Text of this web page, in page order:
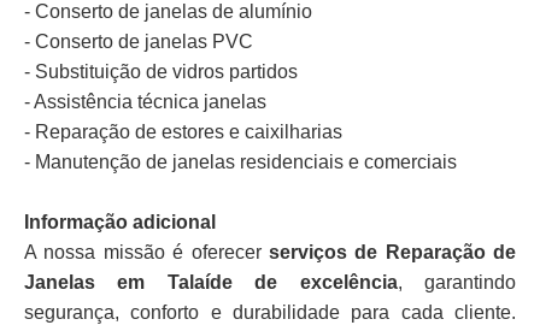
- Conserto de janelas de alumínio
- Conserto de janelas PVC
- Substituição de vidros partidos
- Assistência técnica janelas
- Reparação de estores e caixilharias
- Manutenção de janelas residenciais e comerciais
Informação adicional
A nossa missão é oferecer serviços de Reparação de
Janelas em Talaíde de excelência, garantindo
segurança, conforto e durabilidade para cada cliente.